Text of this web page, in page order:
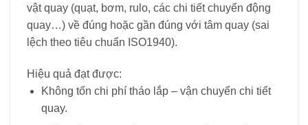
vật quay (quạt, bơm, rulo, các chi tiết chuyển động
quay…) về đúng hoặc gần đúng với tâm quay (sai
lệch theo tiêu chuẩn ISO1940).
Hiệu quả đạt được:
Không tốn chi phí tháo lắp – vận chuyển chi tiết
quay.